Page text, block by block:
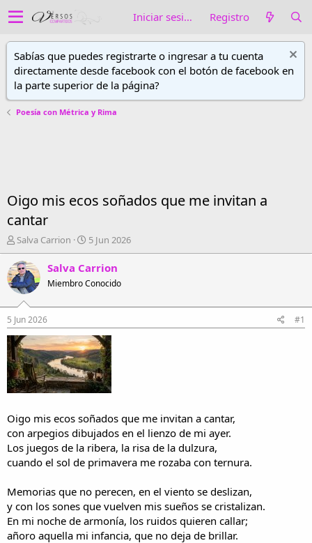
Iniciar sesión Registro
Sabías que puedes registrarte o ingresar a tu cuenta
directamente desde facebook con el botón de facebook en
la parte superior de la página?
Poesía con Métrica y Rima
Oigo mis ecos soñados que me invitan a
cantar
A
u
t
o
r
d
h
i
l
o
Salva Carrion
F
e
c
a
i
n
i
c
i
o
5 Jun 2026
Salva Carrion
Miembro Conocido
5 Jun 2026 #1
Oigo mis ecos soñados que me invitan a cantar,
con arpegios dibujados en el lienzo de mi ayer.
Los juegos de la ribera, la risa de la dulzura,
cuando el sol de primavera me rozaba con ternura.
Memorias que no perecen, en el viento se deslizan,
y con los sones que vuelven mis sueños se cristalizan.
En mi noche de armonía, los ruidos quieren callar;
añoro aquella mi infancia, que no deja de brillar.